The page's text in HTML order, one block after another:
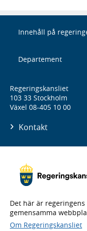
Innehåll på
Departement
Regeringskansliet
103 33 Stockholm
Växel 08-405 10 00
Kontakt
Det här är
gemensamma
Om Regeringskansliet